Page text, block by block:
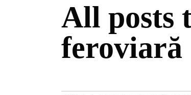
All posts
feroviară